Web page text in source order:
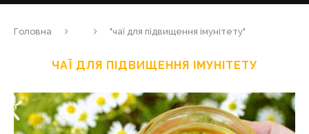
Головна "чаї для підвищення імунітету"
ЧАЇ ДЛЯ ПІДВИЩЕННЯ ІМУНІТЕТУ